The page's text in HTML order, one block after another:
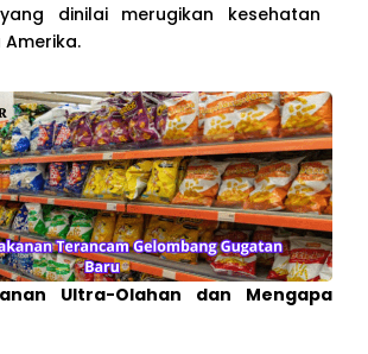
dinilai merugikan kesehatan
Ultra-Olahan dan Mengapa